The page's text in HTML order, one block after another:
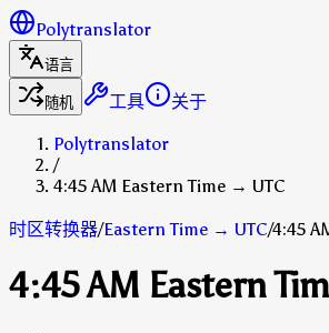
Polytranslator
语言
随机
工具
关于
Polytranslator
/
4:45 AM Eastern Time → UTC
时区转换器/Eastern Time → UTC/4:45
4:45 AM Eastern